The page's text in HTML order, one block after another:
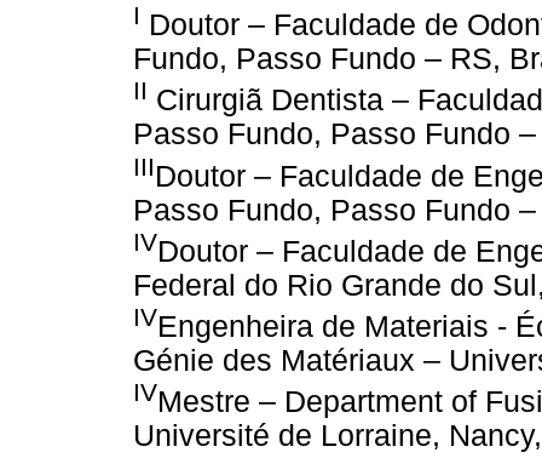
I Doutor – Faculdade de
Fundo, Passo Fundo – RS,
II Cirurgiã Dentista –
Passo Fundo, Passo Fundo
IIIDoutor – Faculdade de
Passo Fundo, Passo Fundo
IVDoutor – Faculdade de
Federal do Rio Grande do
IVEngenheira de Materiais -
Génie des Matériaux –
IVMestre – Department of
Université de Lorraine,